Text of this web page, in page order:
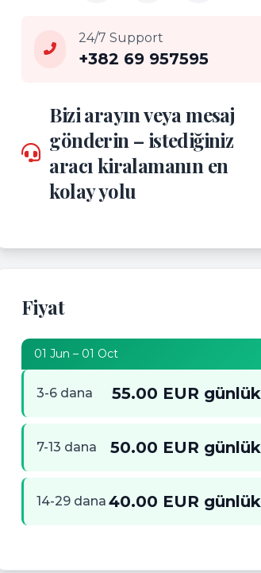
24/7 Support
+382 69 957595
Bizi arayın veya mesaj
gönderin – istediğiniz
aracı kiralamanın en
kolay yolu
Fiyat
01 Jun – 01 Oct
3-6 dana 55.00 EUR günlük
7-13 dana 50.00 EUR günlük
14-29 dana 40.00 EUR günlük